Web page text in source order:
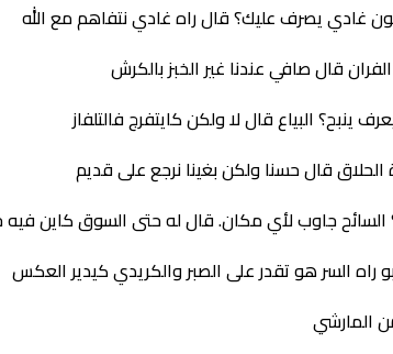
غادي يصرف عليك؟ قال راه غادي نتفاهم مع الله
قال صافي عندنا غير الخبز بالكرش
البياع قال لا ولكن كايتفرج فالتلفاز
قال حسنا ولكن بغينا نرجع على قديم
جاوب لأي مكان. قال له حتى السوق كاين فيه
راه السر هو تقدر على الصبر والكريدي كيدير العكس
المارشي